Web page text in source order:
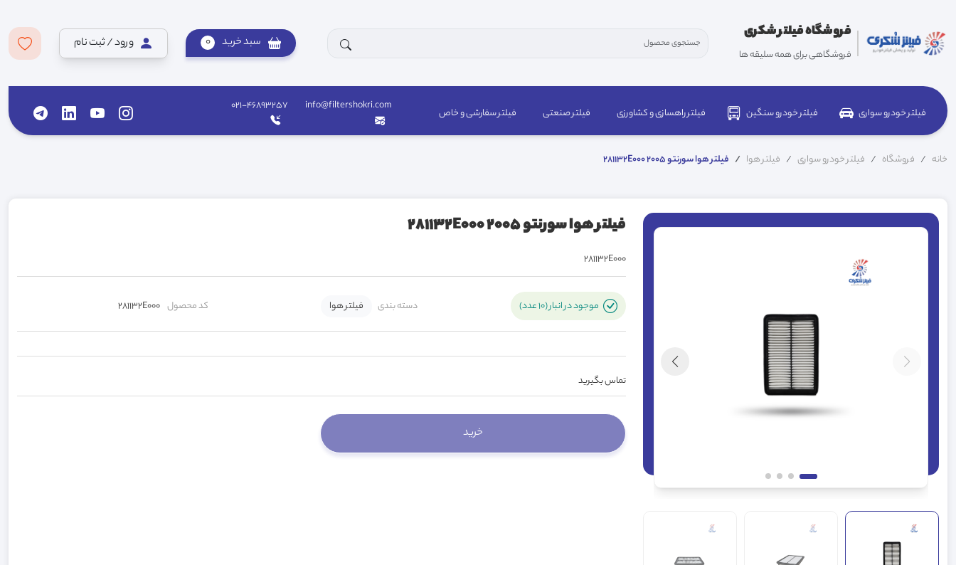
فروشگاه فیلتر شکری
فروشگاهی برای همه سلیقه ها
سبد خرید 0 ورود / ثبت نام
فیلتر خودرو سواری فیلتر خودرو سنگین فیلتر راهسازی و کشاورزی فیلتر صنعتی فیلتر سفارشی و خاص
info@filtershokri.com
021-46893257
خانه فروشگاه فیلتر خودرو سواری فیلتر هوا فیلتر هوا سورنتو 2005 281132E000
فیلتر هوا سورنتو 2005 281132E000
281132E000
موجود در انبار (10 عدد) دسته بندی فیلتر هوا کد محصول 281132E000
تماس بگیرید